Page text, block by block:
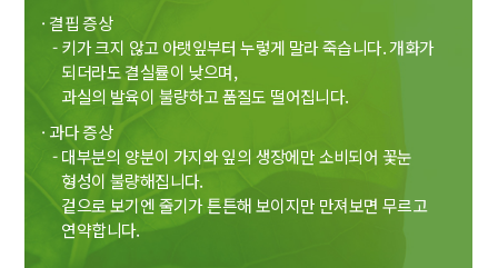
· 결핍 증상
- 키가 크지 않고 아랫잎부터 누렇게 말라 죽습니다. 개화가
되더라도 결실률이 낮으며,
과실의 발육이 불량하고 품질도 떨어집니다.
· 과다 증상
- 대부분의 양분이 가지와 잎의 생장에만 소비되어 꽃눈
형성이 불량해집니다.
겉으로 보기엔 줄기가 튼튼해 보이지만 만져보면 무르고
연약합니다.